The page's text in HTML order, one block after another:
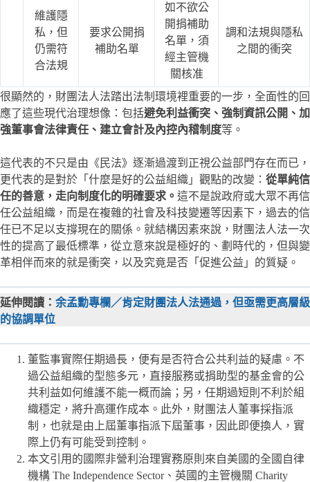
維護隱
私，但
仍需符
合法規
要求公開捐
補助名單
如不欲公
開捐補助
名單，須
經主管機
關核准
調和法規與隱私
之間的衝突
很顯然的，財團法人法踏出法制環境裡重要的一步，全面性的回
應了這些現代治理想像：包括避免利益衝突、強制資訊公開、加
強董事會法律責任、建立會計及內控內稽制度等。
這代表的不只是由《民法》逐漸過渡到正視公益部門存在而已，
更代表的是對於「什麼是好的公益組織」觀點的改變： 從單純信
任的善意，走向制度化的明確要求。 這不是說政府或大眾不再信
任公益組織，而是在複雜的社會及科技變遷等因素下，過去的信
任已不足以支撐現在的關係。就結構因素來說，財團法人法一次
性的提高了最低標準，從立意來說是極好的、劃時代的，但與變
革相伴而來的就是衝突，以及究竟是否「促進公益」的質疑。
延伸閱讀： 余孟勳專欄／肯定財團法人法通過，但亟需更高層級
的協調單位
董監事實際任期過長，便有是否符合公共利益的疑慮。不
過公益組織的型態多元，直接服務或捐助型的基金會的公
共利益如何維護不能一概而論；另，任期過短則不利於組
織穩定，將升高運作成本。此外，財團法人董事採指派
制，也就是由上屆董事指派下屆董事，因此即便換人，實
際上仍有可能受到控制。
本文引用的國際非營利治理實務原則來自美國的全國自律
機構 The Independence Sector、英國的主管機關 Charity